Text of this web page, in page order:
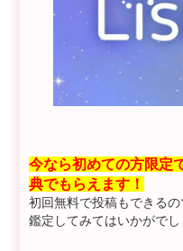
今なら初めての方限定
典でもらえます！
初回無料で投稿もできる
鑑定してみてはいかがでし